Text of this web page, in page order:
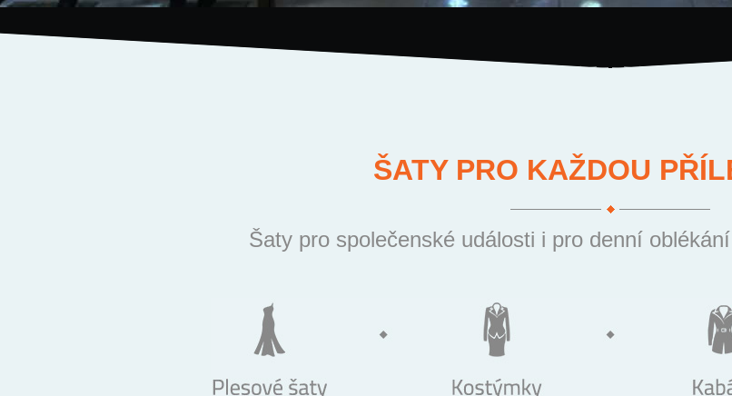
ŠATY PRO KAŽDOU
Šaty pro společenské události i pro denní